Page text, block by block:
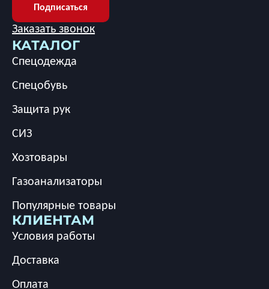
КАТАЛОГ
Спецодежда
Спецобувь
Защита рук
СИЗ
Хозтовары
Газоанализаторы
Популярные товары
КЛИЕНТАМ
Условия работы
Доставка
Оплата
Подписаться
Заказать звонок